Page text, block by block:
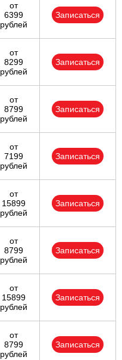
от
6399
рублей
Записаться
от
8299
рублей
Записаться
от
8799
рублей
Записаться
от
7199
рублей
Записаться
от
15899
рублей
Записаться
от
8799
рублей
Записаться
от
15899
рублей
Записаться
от
8799
рублей
Записаться